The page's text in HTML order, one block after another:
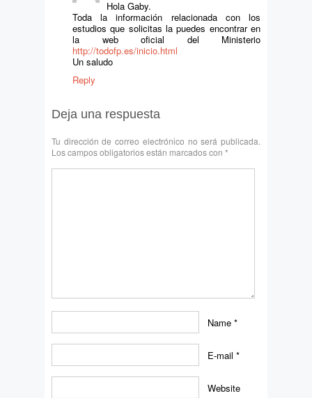
Hola Gaby.
Toda la información relacionada con los
estudios que solicitas la puedes encontrar en
la web oficial del Ministerio
http://todofp.es/inicio.html
Un saludo
Reply
Deja una respuesta
Tu dirección de correo electrónico no será publicada.
Los campos obligatorios están marcados con *
Name *
E-mail *
Website